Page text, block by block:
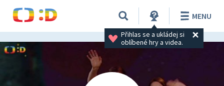
Přihlas se a ukládej si
oblíbené hry a videa.
MENU